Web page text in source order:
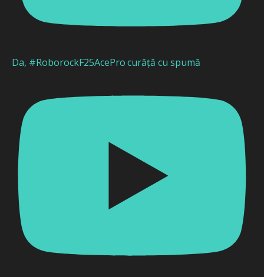
Da, #RoborockF25AcePro curăță cu spumă